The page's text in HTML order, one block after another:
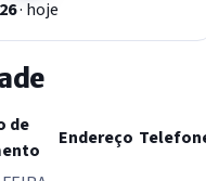
· hoje
de
Endereço